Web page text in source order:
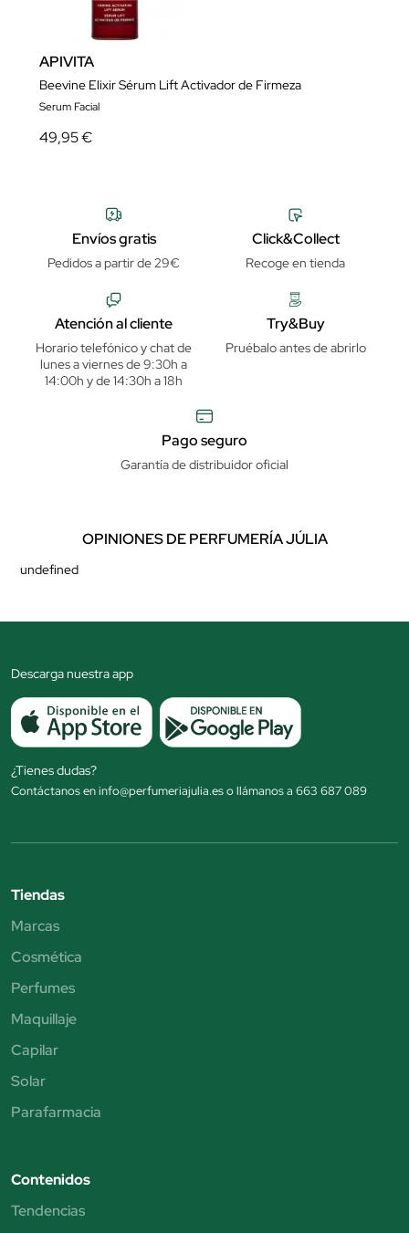
APIVITA
Beevine Elixir Sérum Lift Activador de Firmeza
Serum Facial
49,95 €
Envíos gratis
Pedidos a partir de 29€
Click&Collect
Recoge en tienda
Atención al cliente
Horario telefónico y chat de
lunes a viernes de 9:30h a
14:00h y de 14:30h a 18h
Try&Buy
Pruébalo antes de abrirlo
Pago seguro
Garantía de distribuidor oficial
OPINIONES DE PERFUMERÍA JÚLIA
undefined
Descarga nuestra app
¿Tienes dudas?
Contáctanos en info@perfumeriajulia.es o llámanos a 663 687 089
Tiendas
Marcas
Cosmética
Perfumes
Maquillaje
Capilar
Solar
Parafarmacia
Contenidos
Tendencias